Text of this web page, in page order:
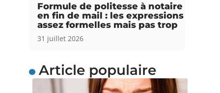
Formule de politesse à notaire
en fin de mail : les expressions
assez formelles mais pas trop
31 juillet 2026
Article populaire